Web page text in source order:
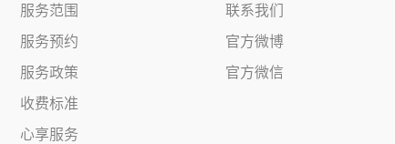
服务范围
服务预约
服务政策
收费标准
心享服务
联系我们
官方微博
官方微信